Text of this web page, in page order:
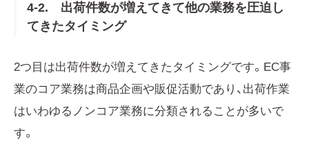
4-2. 出荷件数が増えてきて他の業務を圧迫し
てきたタイミング
2つ目は出荷件数が増えてきたタイミングです。EC事
業のコア業務は商品企画や販促活動であり、出荷作業
はいわゆるノンコア業務に分類されることが多いで
す。